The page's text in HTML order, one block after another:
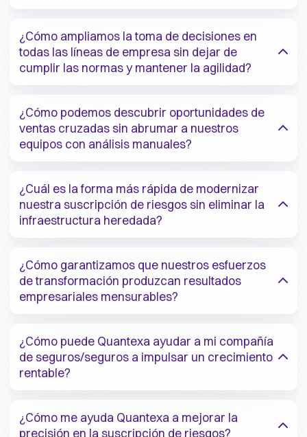
¿Cómo ampliamos la toma de decisiones en
todas las líneas de empresa sin dejar de
cumplir las normas y mantener la agilidad?
¿Cómo podemos descubrir oportunidades de
ventas cruzadas sin abrumar a nuestros
equipos con análisis manuales?
¿Cuál es la forma más rápida de modernizar
nuestra suscripción de riesgos sin eliminar la
infraestructura heredada?
¿Cómo garantizamos que nuestros esfuerzos
de transformación produzcan resultados
empresariales mensurables?
¿Cómo puede Quantexa ayudar a mi compañía
de seguros/seguros a impulsar un crecimiento
rentable?
¿Cómo me ayuda Quantexa a mejorar la
precisión en la suscripción de riesgos?